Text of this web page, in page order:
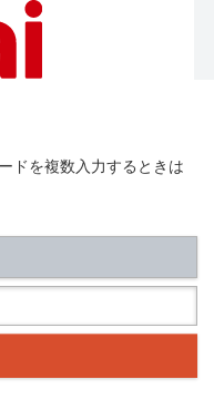
ドを複数入力するときは